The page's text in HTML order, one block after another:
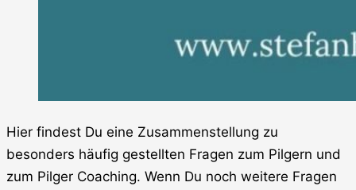
Hier findest Du eine Zusammenstellung zu
besonders häufig gestellten Fragen zum Pilgern und
zum Pilger Coaching. Wenn Du noch weitere Fragen